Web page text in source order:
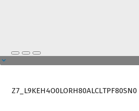
Z7_L9KEH4O0LORH80ALCLTPF80SN0